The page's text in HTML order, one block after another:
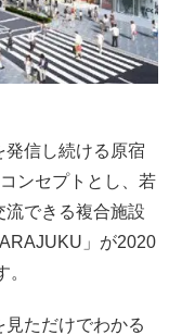
信し続ける原宿
ンセプトとし、若
できる複合施設
」が2020
ただけでわかる